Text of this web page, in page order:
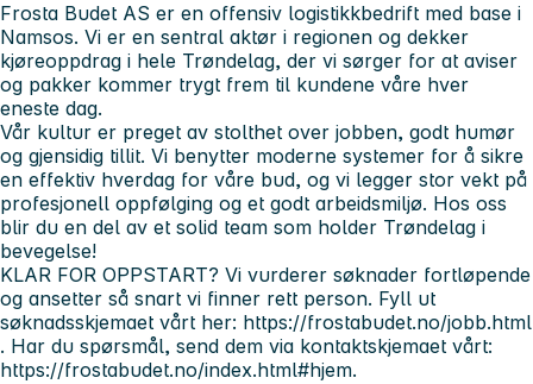
Frosta Budet AS er en offensiv logistikkbedrift med base i
Namsos. Vi er en sentral aktør i regionen og dekker
kjøreoppdrag i hele Trøndelag, der vi sørger for at aviser
og pakker kommer trygt frem til kundene våre hver
eneste dag.
Vår kultur er preget av stolthet over jobben, godt humør
og gjensidig tillit. Vi benytter moderne systemer for å sikre
en effektiv hverdag for våre bud, og vi legger stor vekt på
profesjonell oppfølging og et godt arbeidsmiljø. Hos oss
blir du en del av et solid team som holder Trøndelag i
bevegelse!
KLAR FOR OPPSTART? Vi vurderer søknader fortløpende
og ansetter så snart vi finner rett person. Fyll ut
søknadsskjemaet vårt her: https://frostabudet.no/jobb.html
. Har du spørsmål, send dem via kontaktskjemaet vårt:
https://frostabudet.no/index.html#hjem.